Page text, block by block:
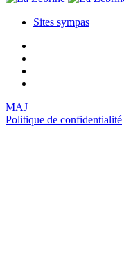
Sites sympas
MAJ
Politique de confidentialité